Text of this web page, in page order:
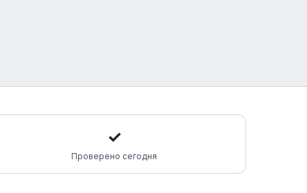
✓
Проверено сегодня